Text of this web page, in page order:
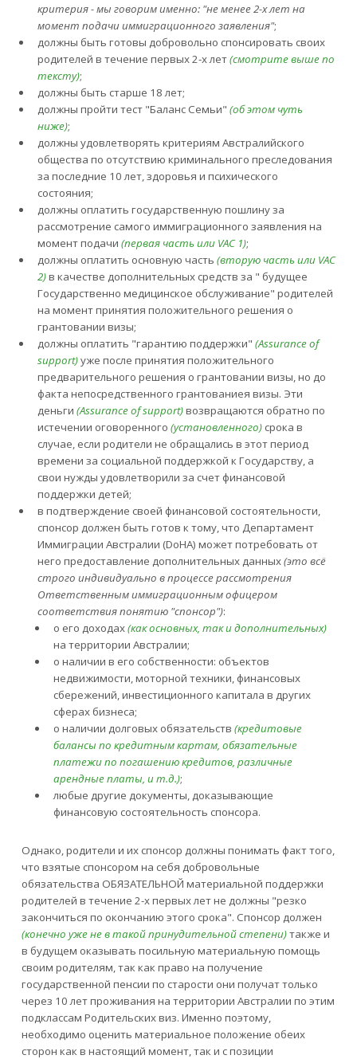
критерия - мы говорим именно: "не менее 2-х лет на
момент подачи иммиграционного заявления";
должны быть готовы добровольно спонсировать своих
родителей в течение первых 2-х лет(смотрите выше по
тексту);
должны быть старше 18 лет;
должны пройти тест "Баланс Семьи" (об этом чуть
ниже);
должны удовлетворять критериям Австралийского
общества по отсутствию криминального преследования
за последние 10 лет, здоровья и психического
состояния;
должны оплатить государственную пошлину за
рассмотрение самого иммиграционного заявления на
момент подачи (первая часть или VAC 1);
должны оплатить основную часть (вторую часть или VAC
2)в качестве дополнительных средств за " будущее
Государственно медицинское обслуживание" родителей
на момент принятия положительного решения о
грантовании визы;
должны оплатить "гарантию поддержки" (Assurance of
support)уже после принятия положительного
предварительного решения о грантовании визы, но до
факта непосредственного грантованиея визы. Эти
деньги (Assurance of support)возвращаются обратно по
истечении оговоренного (установленного)срока в
случае, если родители не обращались в этот период
времени за социальной поддержкой к Государству, а
свои нужды удовлетворили за счет финансовой
поддержки детей;
в подтверждение своей финансовой состоятельности,
спонсор должен быть готов к тому, что Департамент
Иммиграции Австралии (DoHA) может потребовать от
него предоставление дополнительных данных(это всё
строго индивидуально в процессе рассмотрения
Ответственным иммиграционным офицером
соответствия понятию "спонсор"):
о его доходах(как основных, так и дополнительных)
на территории Австралии;
о наличии в его собственности: объектов
недвижимости, моторной техники, финансовых
сбережений, инвестиционного капитала в других
сферах бизнеса;
о наличии долговых обязательств (кредитовые
балансы по кредитным картам, обязательные
платежи по погашению кредитов, различные
арендные платы, и т.д.);
любые другие документы, доказывающие
финансовую состоятельность спонсора.
Однако, родители и их спонсор должны понимать факт того,
что взятые спонсором на себя добровольные
обязательства ОБЯЗАТЕЛЬНОЙ материальной поддержки
родителей в течение 2-х первых лет не должны "резко
закончиться по окончанию этого срока". Спонсор должен
(конечно уже не в такой принудительной степени)также и
в будущем оказывать посильную материальную помощь
своим родителям, так как право на получение
государственной пенсии по старости они получат только
через 10 лет проживания на территории Австралии по этим
подклассам Родительских виз. Именно поэтому,
необходимо оценить материальное положение обеих
сторон как в настоящий момент, так и с позиции